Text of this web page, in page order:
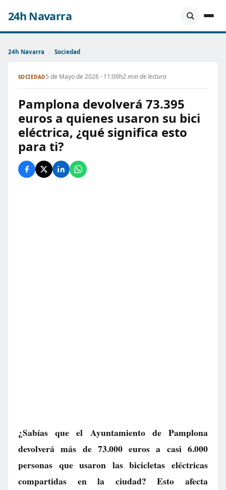
24h Navarra
24h Navarra › Sociedad
SOCIEDAD5 de Mayo de 2026 · 11:09h2 min de lectura
Pamplona devolverá 73.395
euros a quienes usaron su bici
eléctrica, ¿qué significa esto
para ti?
¿Sabías que el Ayuntamiento de Pamplona
devolverá más de 73.000 euros a casi 6.000
personas que usaron las bicicletas eléctricas
compartidas en la ciudad? Esto afecta